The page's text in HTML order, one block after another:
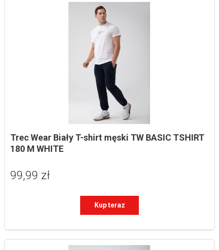
Trec Wear Biały T-shirt męski TW BASIC TSHIRT
180 M WHITE
99,99 zł
Kup teraz